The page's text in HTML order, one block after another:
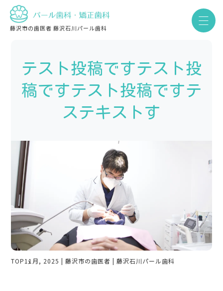
藤沢市の歯医者 藤沢石川パール歯科
テスト投稿ですテスト投
稿ですテスト投稿ですテ
ステキストす
TOP11月, 2025 | 藤沢市の歯医者 | 藤沢石川パール歯科